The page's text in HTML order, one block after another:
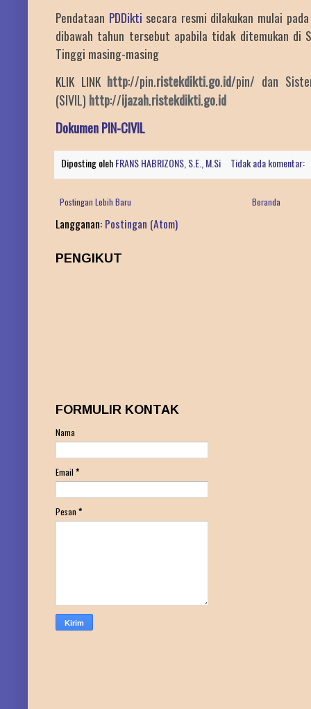
Pendataan PDDikti secara resmi dilakukan mulai
dibawah tahun tersebut apabila tidak ditemukan di
Tinggi masing-masing
KLIK LINK http://pin.ristekdikti.go.id/pin/ dan
(SIVIL) http://ijazah.ristekdikti.go.id
Dokumen PIN-CIVIL
Diposting olehFRANS HABRIZONS, S.E., M.Si Tidak ada komentar:
Postingan Lebih Baru Beranda
Langganan: Postingan (Atom)
PENGIKUT
FORMULIR KONTAK
Nama
Email *
Pesan *